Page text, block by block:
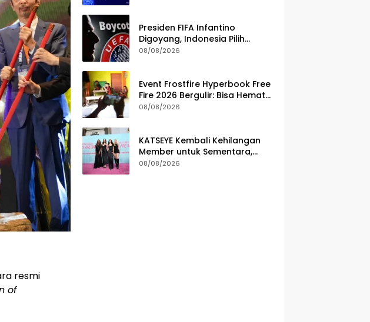
resmi
of
Presiden FIFA Infantino
Digoyang, Indonesia Pilih
Dukung & UEFA Tetap Ancam
08/08/2026
Event Frostfire Hyperbook Free
Fire 2026 Bergulir: Bisa Hemat
Diamond Survivors
08/08/2026
KATSEYE Kembali Kehilangan
Member untuk Sementara,
Sophia Laforteza Hiatus
08/08/2026